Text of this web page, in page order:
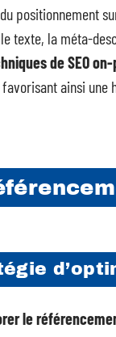
positionnement
texte, la méta-
de SEO
ainsi une
le